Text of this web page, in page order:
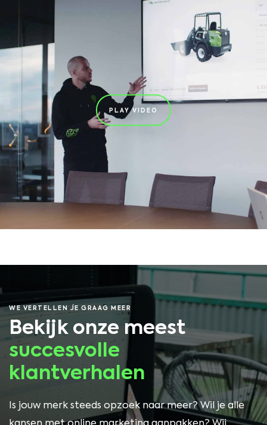
PLAY VIDEO
WE VERTELLEN JE GRAAG MEER
Bekijk onze meest
succesvolle
klantverhalen
Is jouw merk steeds opzoek naar meer? Wil je alle